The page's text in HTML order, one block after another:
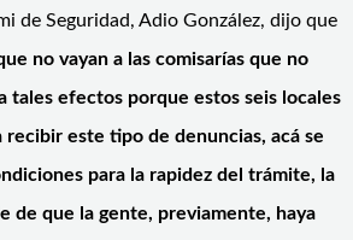
de Seguridad, Adio González, dijo que
no vayan a las comisarías que no
tales efectos porque estos seis locales
recibir este tipo de denuncias, acá se
para la rapidez del trámite, la
de que la gente, previamente, haya